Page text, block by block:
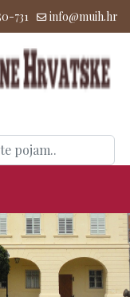
731 info@muih.hr